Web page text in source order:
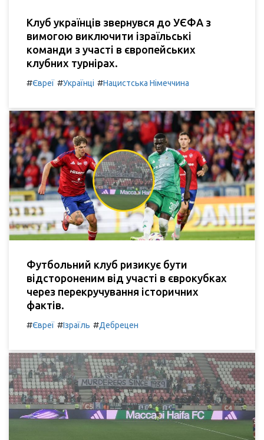
Клуб українців звернувся до УЄФА з
вимогою виключити ізраїльські
команди з участі в європейських
клубних турнірах.
#Євреї #Українці #Нацистська Німеччина
Футбольний клуб ризикує бути
відстороненим від участі в єврокубках
через перекручування історичних
фактів.
#Євреї #Ізраїль #Дебрецен